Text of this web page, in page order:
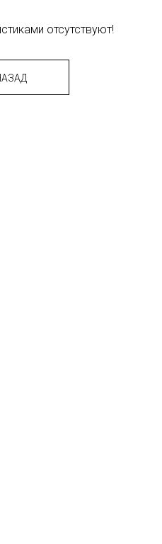
отсутствуют!